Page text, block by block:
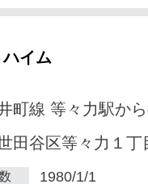
イム
町線 等々力駅か
田谷区等々力１丁
1980/1/1